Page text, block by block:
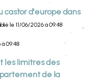
castor d'europe dans
le 11/06/2026 à 09:48
09:48
les limitres des
de la